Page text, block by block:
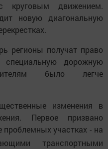
круговым движением.
новую диагональную
регионы получат право
специальную дорожную
было легче
изменения в
Первое призвано
проблемных участках - на
транспортными